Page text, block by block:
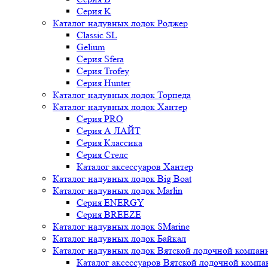
Серия K
Каталог надувных лодок Роджер
Classic SL
Gelium
Серия Sfera
Серия Trofey
Серия Hunter
Каталог надувных лодок Торпеда
Каталог надувных лодок Хантер
Серия PRO
Серия А ЛАЙТ
Серия Классика
Серия Стелс
Каталог аксессуаров Хантер
Каталог надувных лодок Big Boat
Каталог надувных лодок Marlin
Серия ENERGY
Серия BREEZE
Каталог надувных лодок SMarine
Каталог надувных лодок Байкал
Каталог надувных лодок Вятской лодочной
Каталог аксессуаров Вятской лодочной